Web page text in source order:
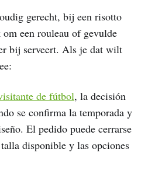
gerecht, bij een risotto
een rouleau of gevulde
bij serveert. Als je dat wilt
de fútbol, la decisión
se confirma la temporada y
El pedido puede cerrarse
disponible y las opciones